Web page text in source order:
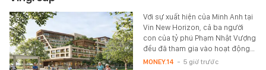
Với sự xuất hiện của Minh Anh tại
Vin New Horizon, cả ba người
con của tỷ phú Phạm Nhật Vượng
đều đã tham gia vào hoạt động…
MONEY.14 - 5 giờ trước